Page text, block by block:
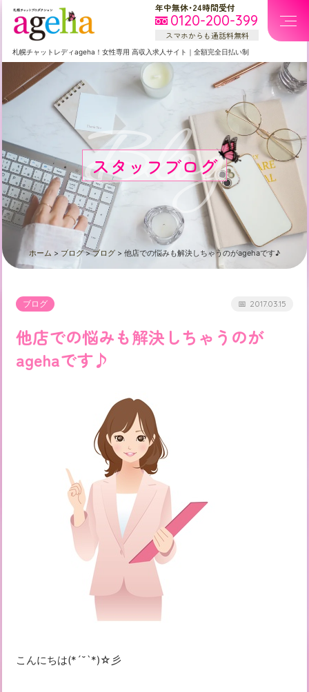
年中無休・24時間受付
0120-200-399
スマホからも通話料無料
札幌チャットレディageha！女性専用 高収入求人サイト ｜ 全額完全日払い制
スタッフブログ
Blog
ホーム > ブログ>ブログ > 他店での悩みも解決しちゃうのがagehaです♪
ブログ 2017.03.15
他店での悩みも解決しちゃうのが
agehaです♪
こんにちは(*´˘`*)☆彡